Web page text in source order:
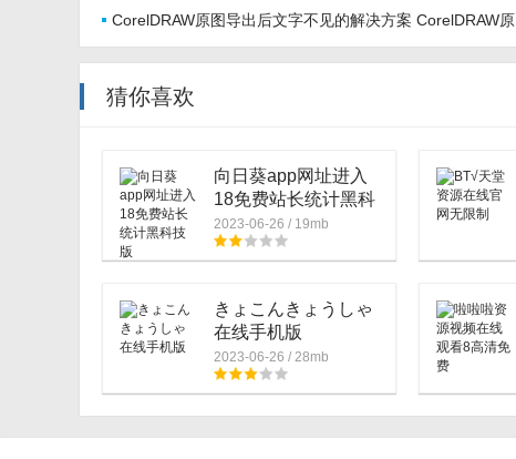
CorelDRAW原图导出后文字不见的解决方案 CorelDRAW原
图导出后文字不见了怎么解决
猜你喜欢
向日葵app网址进入
18免费站长统计黑科
技版
2023-06-26 / 19mb
きょこんきょうしゃ
在线手机版
2023-06-26 / 28mb